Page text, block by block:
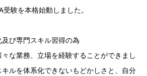
験を本格始動しました。
び専門スキル習得の為
な業務、立場を経験することができまし
ルを体系化できないもどかしさと、自分